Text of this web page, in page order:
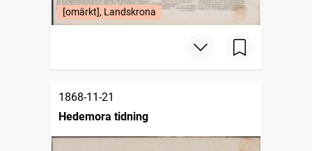
[omärkt], Landskrona
1868-11-21
Hedemora tidning